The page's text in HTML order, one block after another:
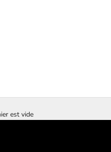
est vide
souvenirs